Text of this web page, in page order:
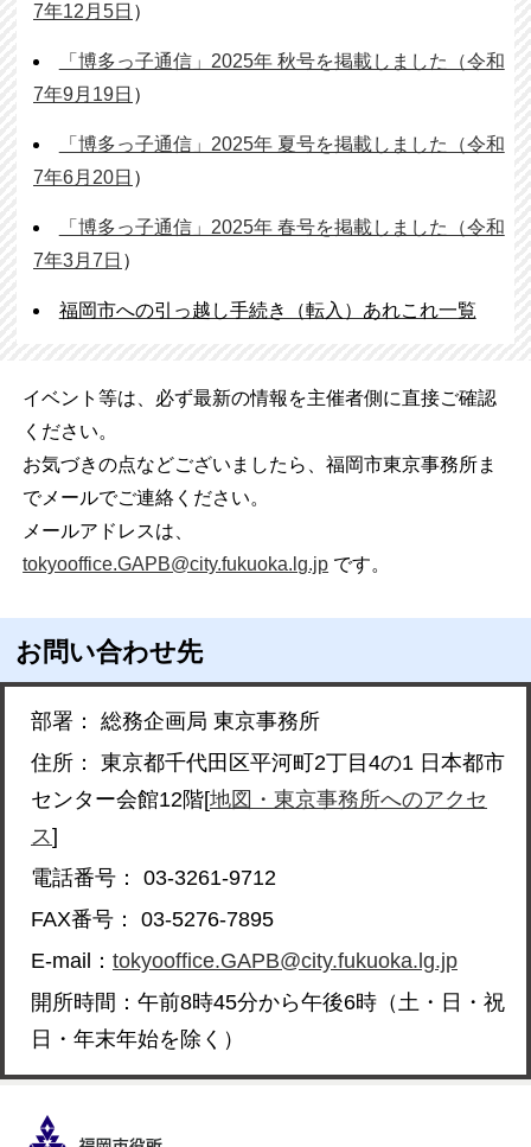
7年12月5日 ）
「博多っ子通信」2025年 秋号を掲載しました（令和
7年9月19日 ）
「博多っ子通信」2025年 夏号を掲載しました（令和
7年6月20日 ）
「博多っ子通信」2025年 春号を掲載しました（令和
7年3月7日 ）
福岡市への引っ越し手続き（転入）あれこれ一覧
イベント等は、必ず最新の情報を主催者側に直接ご確認
ください。
お気づきの点などございましたら、福岡市東京事務所ま
でメールでご連絡ください。
メールアドレスは、
tokyooffice.GAPB@city.fukuoka.lg.jp です。
お問い合わせ先
部署： 総務企画局 東京事務所
住所： 東京都千代田区平河町2丁目4の1 日本都市
センター会館12階[地図・東京事務所へのアクセ
ス]
電話番号： 03-3261-9712
FAX番号： 03-5276-7895
E-mail： tokyooffice.GAPB@city.fukuoka.lg.jp
開所時間：午前8時45分から午後6時（土・日・祝
日・年末年始を除く）